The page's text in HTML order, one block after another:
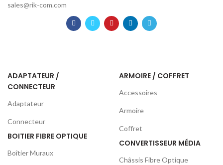
sales@rik-com.com
ADAPTATEUR /
CONNECTEUR
Adaptateur
Connecteur
BOITIER FIBRE OPTIQUE
Boîtier Muraux
ARMOIRE / COFFRET
Accessoires
Armoire
Coffret
CONVERTISSEUR MÉDIA
Châssis Fibre Optique